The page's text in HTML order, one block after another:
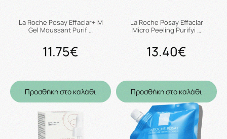
La Roche Posay Effaclar+ M
Gel Moussant Purif …
11.75€
Προσθήκη στο καλάθι
La Roche Posay Effaclar
Micro Peeling Purifyi …
13.40€
Προσθήκη στο καλάθι